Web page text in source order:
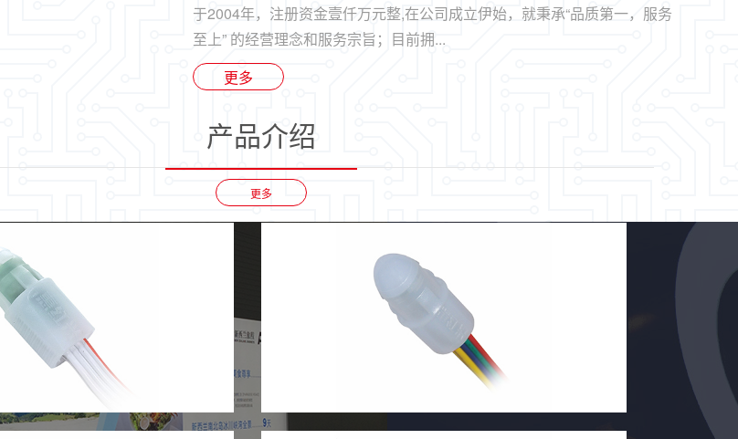
于2004年，注册资金壹仟万元整,在公司成立伊始，就秉承“品质第一，服务
至上” 的经营理念和服务宗旨；目前拥...
更多
产品介绍
更多